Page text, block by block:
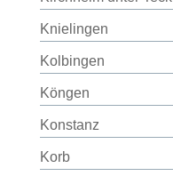
Knielingen
Kolbingen
Köngen
Konstanz
Korb